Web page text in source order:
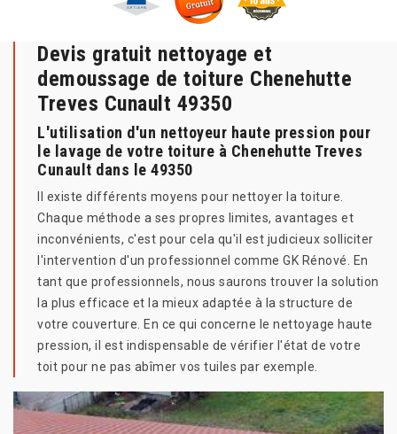
Devis gratuit nettoyage et
demoussage de toiture Chenehutte
Treves Cunault 49350
L'utilisation d'un nettoyeur haute pression pour
le lavage de votre toiture à Chenehutte Treves
Cunault dans le 49350
Il existe différents moyens pour nettoyer la toiture.
Chaque méthode a ses propres limites, avantages et
inconvénients, c'est pour cela qu'il est judicieux solliciter
l'intervention d'un professionnel comme GK Rénové. En
tant que professionnels, nous saurons trouver la solution
la plus efficace et la mieux adaptée à la structure de
votre couverture. En ce qui concerne le nettoyage haute
pression, il est indispensable de vérifier l'état de votre
toit pour ne pas abîmer vos tuiles par exemple.